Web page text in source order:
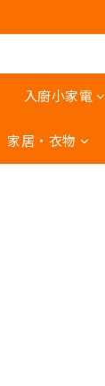
旺角門市
旺角門市
入廚小家電
家居‧衣物